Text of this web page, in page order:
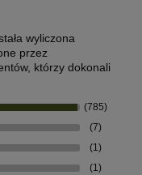
wyliczona
przez
którzy dokonali
(785)
(7)
(1)
(1)